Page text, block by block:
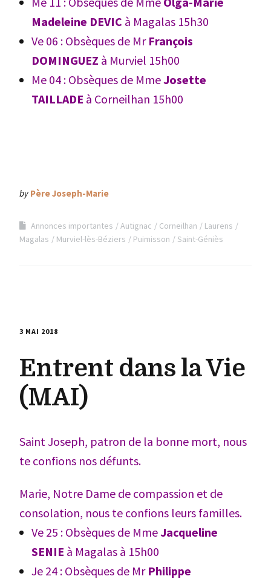
Madeleine DEVIC à Magalas 15h30
Ve 06 : Obsèques de Mr François
DOMINGUEZ à Murviel 15h00
Me 04 : Obsèques de MmeJosette
TAILLADE à Corneilhan 15h00
by Père Joseph-Marie
Annonces importantes Autignac Corneilhan
Laurens
Magalas
Murviel-lès-Béziers Puimisson Saint-Géniès
3 MAI 2018
Entrent dans la Vie
(MAI)
Saint Joseph, patron de la bonne mort, nous
te confions nos défunts.
Marie, Notre Dame de compassion et de
consolation, nous te confions leurs familles.
Ve 25 : Obsèques de MmeJacqueline
SENIE à Magalas à 15h00
Je 24 : Obsèques de Mr Philippe